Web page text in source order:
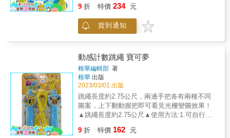
球。 盤背的魔鬼氈扣帶可調整，便於固定手
部。 黏著力高，背袋方便調整，用法簡易，適
合親子戶外遊戲，開心動一動！ ★玩法介紹：
投擲增加難度。 兩人以上玩：可依據自己和同
伴的力氣大小決定距離的遠近
9 折 特價 234 元
貨到通知
動感計數跳繩 寶可夢
根華編輯部 著
根華 出版
2023/03/01 出版
跳繩長度約2.75公尺，兩邊手把各有兩種不同
圖案，上下翻動握把即可看見光柵變圖效果！
▲跳繩長度約2.75公尺▲使用方法:1.可自行調
器，手把呈水平方向握緊搖動。3.繩子由後面
9 折 特價 162 元